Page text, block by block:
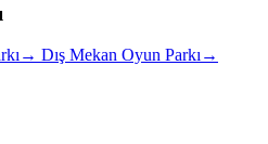
→ Dış Mekan Oyun Parkı→